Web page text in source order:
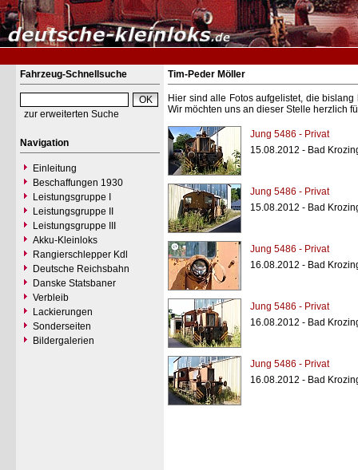
Fahrzeug-Schnellsuche
zur erweiterten Suche
Navigation
Einleitung
Beschaffungen 1930
Leistungsgruppe I
Leistungsgruppe II
Leistungsgruppe III
Akku-Kleinloks
Rangierschlepper Kdl
Deutsche Reichsbahn
Danske Statsbaner
Verbleib
Lackierungen
Sonderseiten
Bildergalerien
Tim-Peder Möller
Hier sind alle Fotos aufgelistet, die
Wir möchten uns an dieser Stelle herzlich
Jung 5486 - Privat
15.08.2012 - Bad
Jung 5486 - Privat
15.08.2012 - Bad
Jung 5486 - Privat
16.08.2012 - Bad
Jung 5486 - Privat
16.08.2012 - Bad
Jung 5486 - Privat
16.08.2012 - Bad